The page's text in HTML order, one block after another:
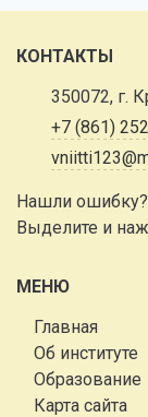
КОНТАКТЫ
350072, г.
+7 (861)
Нашли
Выделите и
МЕНЮ
Главная
Об институте
Образование
Карта сайта